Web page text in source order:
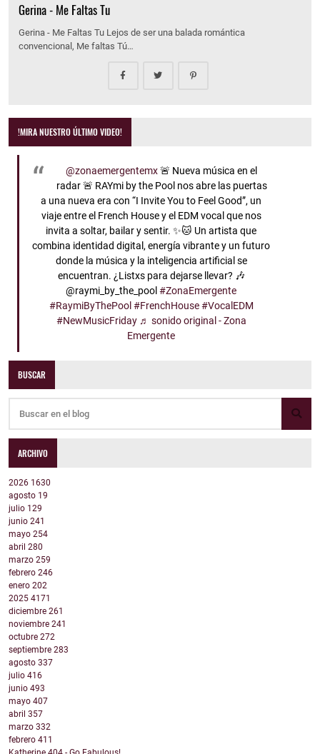
Gerina - Me Faltas Tu
Gerina - Me Faltas Tu Lejos de ser una balada romántica
convencional, Me faltas Tú…
!MIRA NUESTRO ÚLTIMO VIDEO!
@zonaemergentemx🚨 Nueva música en el
radar 🚨 RAYmi by the Pool nos abre las puertas
a una nueva era con “I Invite You to Feel Good”, un
viaje entre el French House y el EDM vocal que nos
invita a soltar, bailar y sentir. ✨🐱 Un artista que
combina identidad digital, energía vibrante y un futuro
donde la música y la inteligencia artificial se
encuentran. ¿Listxs para dejarse llevar? 🎶
@raymi_by_the_pool #ZonaEmergente
#RaymiByThePool #FrenchHouse #VocalEDM
#NewMusicFriday ♬ sonido original - Zona
Emergente
BUSCAR
ARCHIVO
2026 1630
agosto 19
julio 129
junio 241
mayo 254
abril 280
marzo 259
febrero 246
enero 202
2025 4171
diciembre 261
noviembre 241
octubre 272
septiembre 283
agosto 337
julio 416
junio 493
mayo 407
abril 357
marzo 332
febrero 411